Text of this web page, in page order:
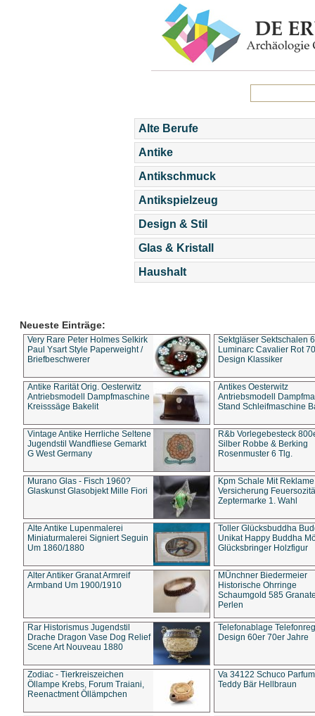
Alte Berufe
Antike
Antikschmuck
Antikspielzeug
Design & Stil
Glas & Kristall
Haushalt
Neueste Einträge:
Very Rare Peter Holmes Selkirk
Paul Ysart Style Paperweight /
Briefbeschwerer
Sektgläser Sektschalen
Luminarc Cavalier Rot
Design Klassiker
Antike Rarität Orig. Oesterwitz
Antriebsmodell Dampfmaschine
Kreisssäge Bakelit
Antikes Oesterwitz
Antriebsmodell
Stand Schleifmaschine
Vintage Antike Herrliche Seltene
Jugendstil Wandfliese Gemarkt
G West Germany
R&b Vorlegebesteck
Silber Robbe & Berking
Rosenmuster 6 Tlg.
Murano Glas - Fisch 1960?
Glaskunst Glasobjekt Mille Fiori
Kpm Schale Mit Reklame
Versicherung
Zeptermarke 1. Wahl
Alte Antike Lupenmalerei
Miniaturmalerei Signiert Seguin
Um 1860/1880
Toller Glücksbuddha
Unikat Happy Buddha
Glücksbringer Holzfigur
Alter Antiker Granat Armreif
Armband Um 1900/1910
MÜnchner Biedermeier
Historische Ohrringe
Schaumgold 585
Perlen
Rar Historismus Jugendstil
Drache Dragon Vase Dog Relief
Scene Art Nouveau 1880
Telefonablage
Design 60er 70er Jahre
Zodiac - Tierkreiszeichen
Öllampe Krebs, Forum Traiani,
Reenactment Öllämpchen
Va 34122 Schuco
Teddy Bär Hellbraun